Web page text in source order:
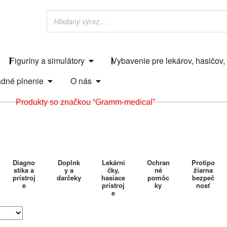
Figuríny a simulátory
Vybavenie pre lekárov,
plnenie
O nás
Produkty so značkou “Gramm-medical”
Diagno
stika a
prístroj
e
Doplnk
y a
darčeky
Lekárni
čky,
hasiace
prístroj
e
Ochran
né
pomôc
ky
Protipo
žiarna
bezpeč
nosť